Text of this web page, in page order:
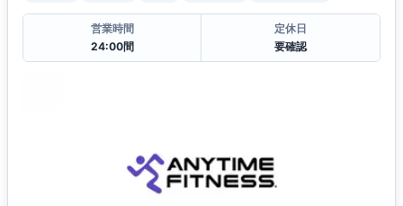
営業時間
24:00間
定休日
要確認